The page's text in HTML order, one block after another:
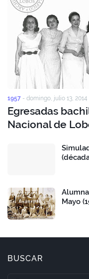
1957 - domingo, julio 13, 2014
Egresadas
Nacional de
Mayo
BUSCAR